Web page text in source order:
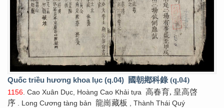
Quốc triều hương khoa lục (q.04) 國朝鄕科錄 (q.04)
1156. Cao Xuân Dục, Hoàng Cao Khải tựa 高春育, 皇高啓
序 . Long Cương tàng bản 龍崗藏板 , Thành Thái Quý